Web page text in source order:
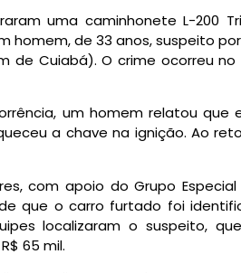
uma caminhonete L-200
homem, de 33 anos, suspeito
de Cuiabá). O crime ocorreu
um homem relatou que
a chave na ignição. Ao
com apoio do Grupo
que o carro furtado foi
localizaram o suspeito,
65 mil.